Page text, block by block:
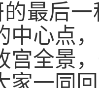
的最后
中心点
宫全景
家一同